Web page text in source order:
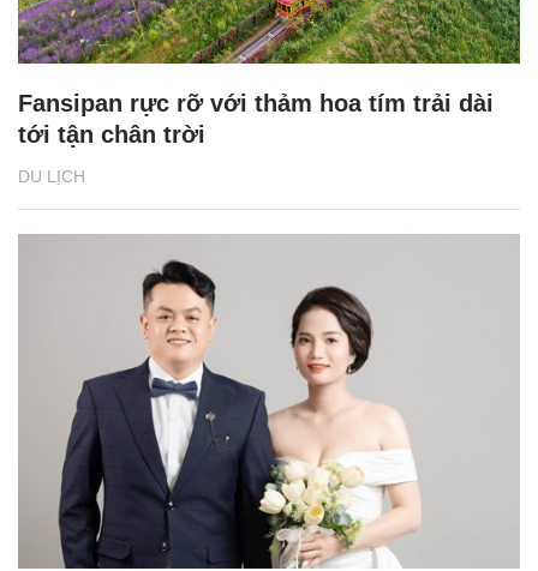
DU LỊCH
Fansipan rực rỡ với thảm hoa tím trải dài
tới tận chân trời